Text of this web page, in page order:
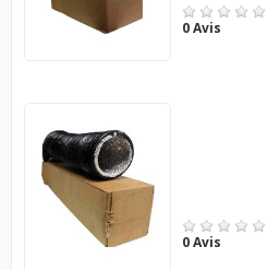
0 Avis
0 Avis